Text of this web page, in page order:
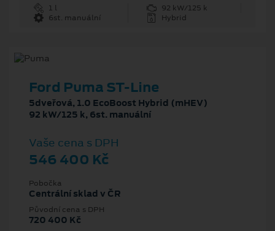
1 l
92 kW/125 k
6st. manuální
Hybrid
Ford Puma ST-Line
5dveřová, 1.0 EcoBoost Hybrid (mHEV)
92 kW/125 k, 6st. manuální
Vaše cena s DPH
546 400 Kč
Pobočka
Centrální sklad v ČR
Původní cena s DPH
720 400 Kč